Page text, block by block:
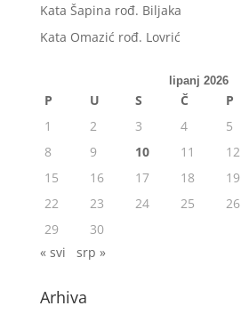
Kata Šapina rođ. Biljaka
Kata Omazić rođ. Lovrić
lipanj 2026
P U S Č P
1
2 3 4 5
8
9 10 11 12
15
16 17 18 19
22
23 24 25 26
29
30
« svi
srp »
Arhiva